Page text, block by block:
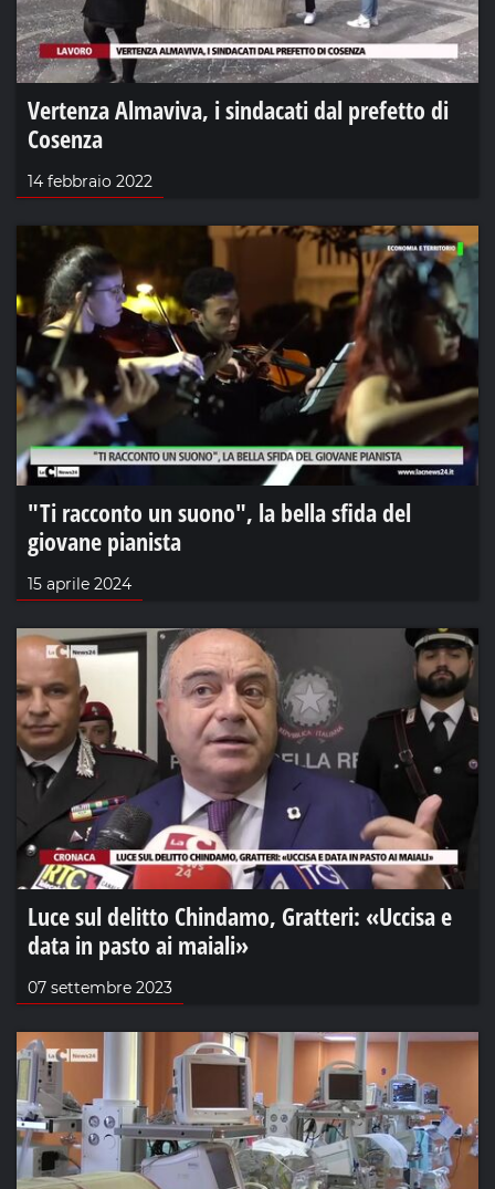
Vertenza Almaviva, i sindacati dal prefetto di
Cosenza
14 febbraio 2022
"Ti racconto un suono", la bella sfida del
giovane pianista
15 aprile 2024
Luce sul delitto Chindamo, Gratteri: «Uccisa e
data in pasto ai maiali»
07 settembre 2023